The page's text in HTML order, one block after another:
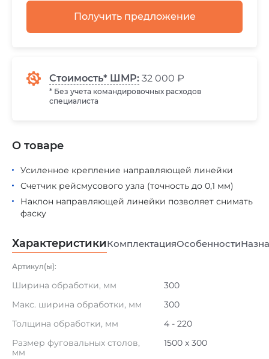
Получить предложение
Стоимость* ШМР: 32 000 ₽
* Без учета командировочных расходов
специалиста
Усиленное крепление направляющей линейки
Счетчик рейсмусового узла (точность до 0,1 мм)
Наклон направляющей линейки позволяет снимать
фаску
О товаре
ХарактеристикиКомплектацияОсобенности
Артикул(ы):
Ширина обработки, мм
300
Макс. ширина обработки, мм
300
Толщина обработки, мм
4 - 220
Размер фуговальных столов,
мм
1500 x 300